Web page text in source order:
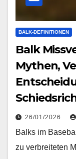
BALK-DEFINITIONEN
Balk
Mythen,
26/01/2026
Balks im
zu verbreiteten